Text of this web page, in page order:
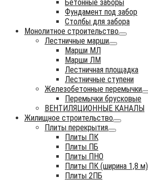
Бетонные заборы
Фундамент под забор
Столбы для забора
Монолитное строительство
Лестничные марши
Марши МЛ
Марши ЛМ
Лестничная площадка
Лестничные ступени
Железобетонные перемычки
Перемычки брусковые
ВЕНТИЛЯЦИОННЫЕ КАНАЛЫ
Жилищное строительство
Плиты перекрытия
Плиты ПК
Плиты ПБ
Плиты ПНО
Плиты ПК (ширина 1,8 м)
Плиты 2ПБ